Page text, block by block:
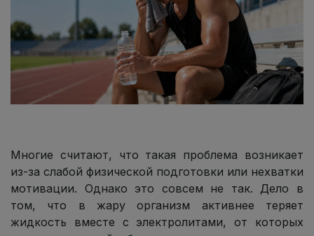
Многие считают, что такая проблема возникает
из-за слабой физической подготовки или нехватки
мотивации. Однако это совсем не так. Дело в
том, что в жару организм активнее теряет
жидкость вместе с электролитами, от которых